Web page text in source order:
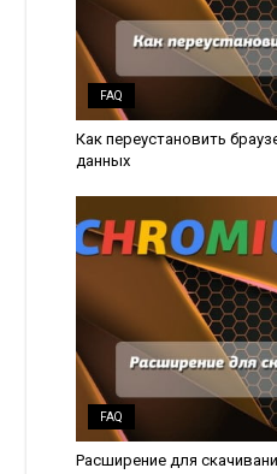
FAQ
Как переустановить
данных
FAQ
Расширение для